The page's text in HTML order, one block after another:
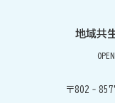
地域共
〒